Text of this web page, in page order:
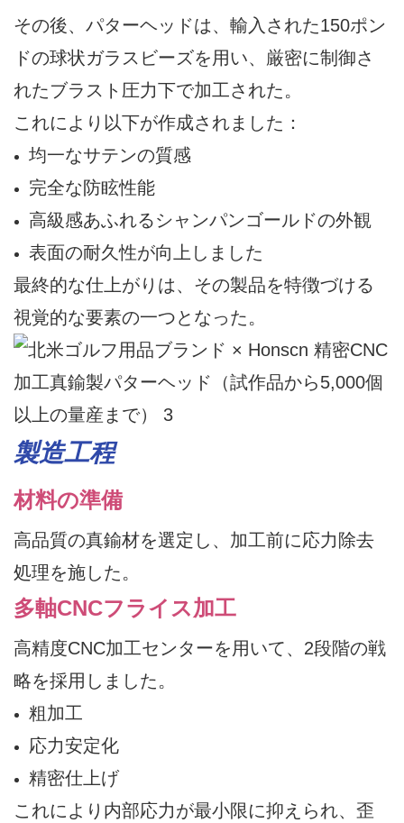
その後、パターヘッドは、輸入された150ポン
ドの球状ガラスビーズを用い、厳密に制御さ
れたブラスト圧力下で加工された。
これにより以下が作成されました：
均一なサテンの質感
完全な防眩性能
高級感あふれるシャンパンゴールドの外観
表面の耐久性が向上しました
最終的な仕上がりは、その製品を特徴づける
視覚的な要素の一つとなった。
製造工程
材料の準備
高品質の真鍮材を選定し、加工前に応力除去
処理を施した。
多軸CNCフライス加工
高精度CNC加工センターを用いて、2段階の戦
略を採用しました。
粗加工
応力安定化
精密仕上げ
これにより内部応力が最小限に抑えられ、歪